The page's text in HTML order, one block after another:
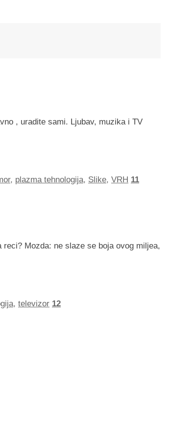
, uradite sami. Ljubav, muzika i TV
, plazma tehnologija, Slike, VRH 11
Mozda: ne slaze se boja ovog miljea,
, televizor 12